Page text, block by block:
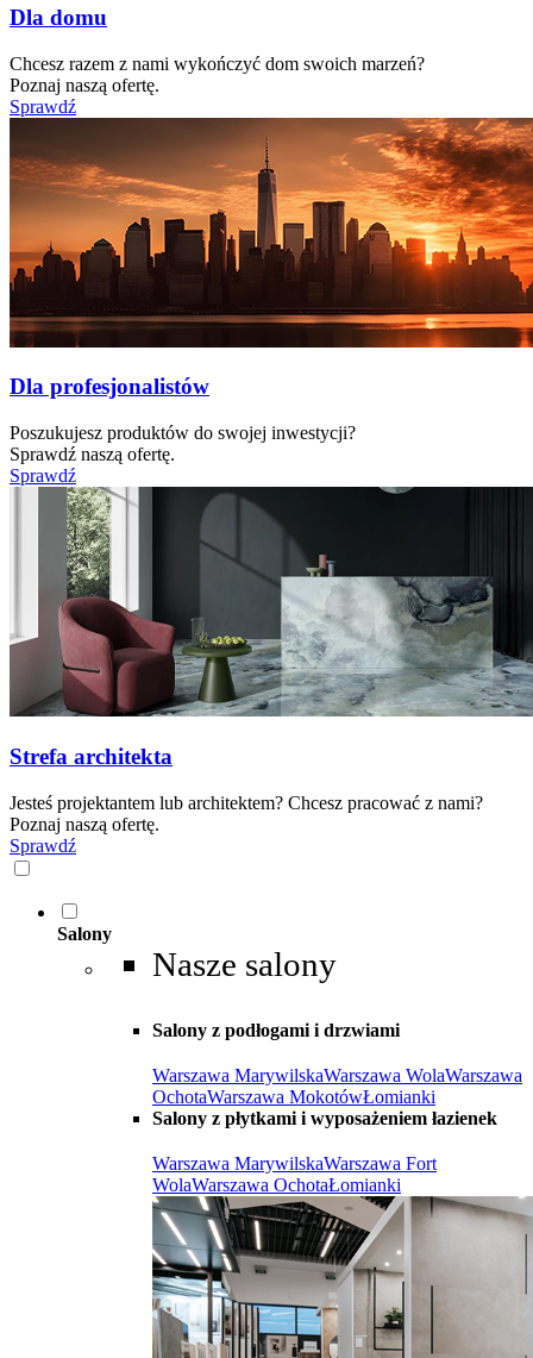
Dla domu
Chcesz razem z nami wykończyć dom swoich marzeń?
Poznaj naszą ofertę.
Sprawdź
Dla profesjonalistów
Poszukujesz produktów do swojej inwestycji?
Sprawdź naszą ofertę.
Sprawdź
Strefa architekta
Jesteś projektantem lub architektem? Chcesz pracować z nami?
Poznaj naszą ofertę.
Sprawdź
Salony
Nasze salony
Salony z podłogami i drzwiami
Warszawa MarywilskaWarszawa WolaWarszawa
OchotaWarszawa MokotówŁomianki
Salony z płytkami i wyposażeniem łazienek
Warszawa MarywilskaWarszawa Fort
WolaWarszawa OchotaŁomianki